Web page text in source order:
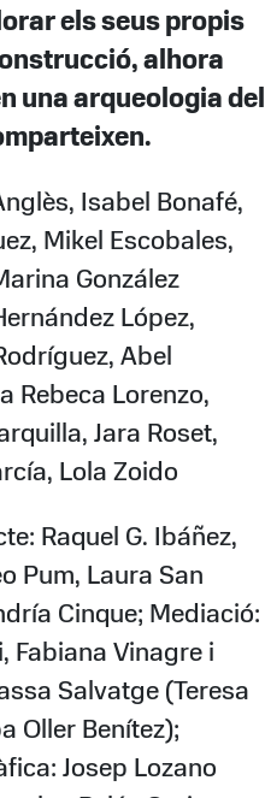
els seus propis
alhora
una arqueologia del
Isabel Bonafé,
Mikel Escobales,
González
López,
Abel
Rebeca Lorenzo,
Jara Roset,
Lola Zoido
Raquel G. Ibáñez,
Pum, Laura San
Cinque; Mediació:
Fabiana Vinagre i
Salvatge (Teresa
Oller Benítez);
Josep Lozano